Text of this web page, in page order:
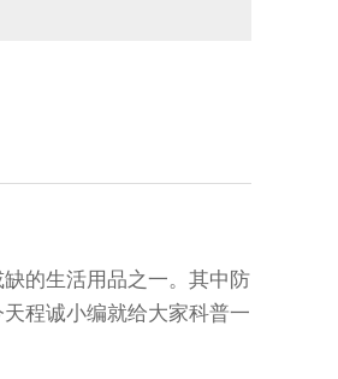
的生活用品之一。其中防
程诚小编就给大家科普一